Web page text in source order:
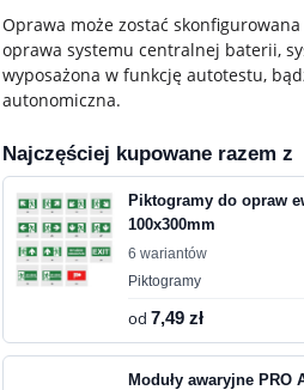
Oprawa może zostać
oprawa systemu centralnej baterii,
wyposażona w funkcję autotestu,
autonomiczna.
Najczęściej kupowane razem z
Piktogramy do opraw
100x300mm
6 wariantów
Piktogramy
od7,49 zł
Moduły awaryjne PRO